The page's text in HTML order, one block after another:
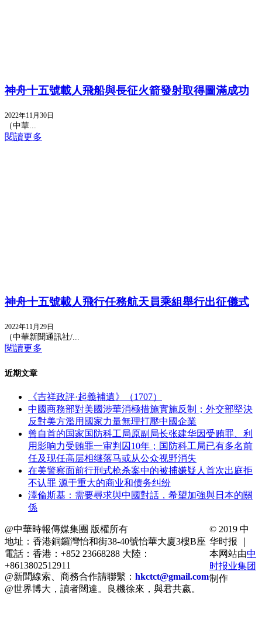
神舟十五號載人飛船與長征火箭發射取得圖滿成功
2022年11月30日
（中華...
閱讀更多
神舟十五號載人飛行任務航天員乘組舉行出征儀式
2022年11月29日
（中華新聞通訊社/...
閱讀更多
近期文章
《吉祥政評·起義補遺》（1707）
中國商務部對美國涉華消極措施實施反制；外交部堅決
反對美方濫用國家力量無理打壓中國企業
曾自首的国家国防科工局原副局长张建华因受贿罪、利
用影响力受贿罪一审判囚10年；国防科工局已有多名前
任及现任高层相继落马或从公众视野消失
在美警察面前行刑式枪杀案中的被捕嫌疑人首次出庭拒
不认罪 源于重大的商业和债务纠纷
澤倫斯基：需要尋求與中國對話，希望加強與日本的關
係
@中華時報傳媒集團 版權所有
地址：香港銅鑼灣怡和街38-40號怡華大廈3樓B座
電話：香港：+852 23668288 大陸：
+8613802512911
@新聞線索、商務合作請聯繫： hkctct@gmail.com
@世界博大，讀者闊達。良機徐來，與君共嬴。
© 2019 中
华时报 ｜
本网站由中
时报业集团
制作